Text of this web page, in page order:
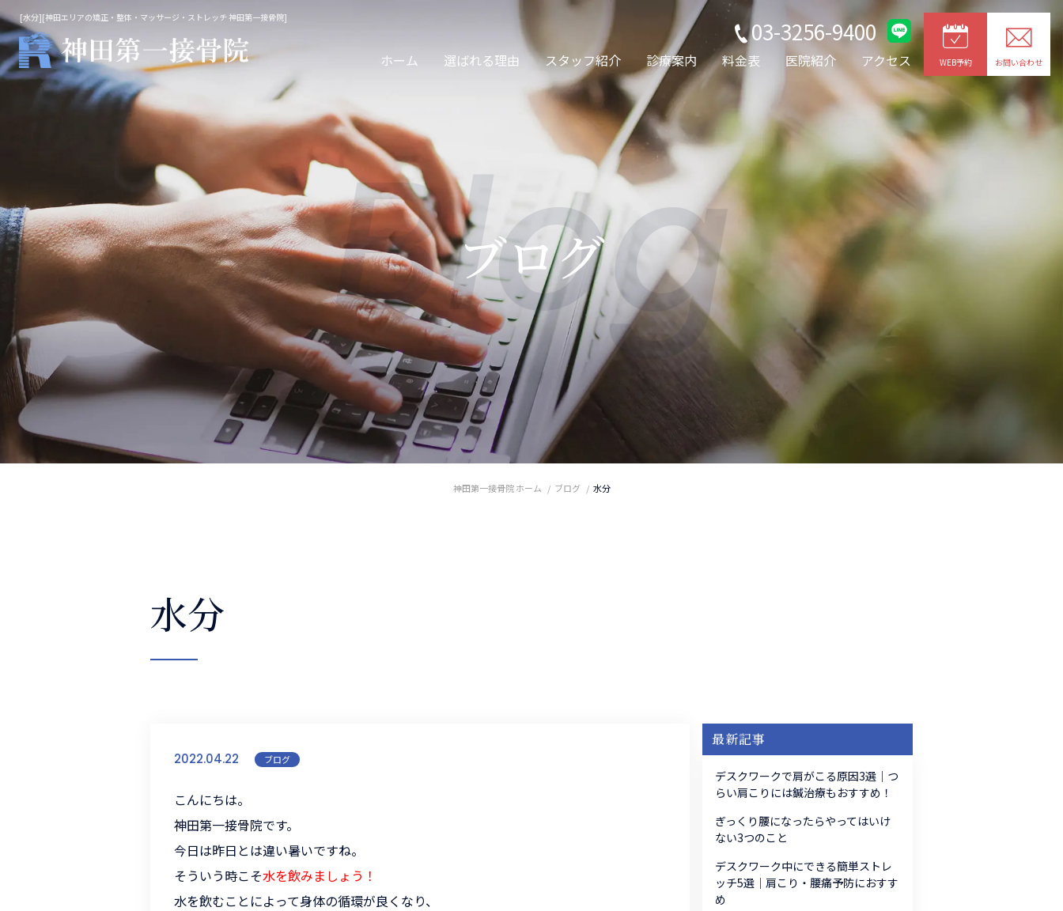
[水分][神田エリアの矯正・整体・マッサージ・ストレッチ 神田第一接骨院] 03-3256-9400
ホーム 選ばれる理由 スタッフ紹介 診療案内
整体・鍼灸 マッサージ・保険診療 交通事故 JOYトレ・キャビプロ
院長施術 不眠治療・頭痛治療 カッピング・ストレッチ
整体コラム
料金表 医院紹介 アクセス WEB予約 お問い合わせ
Blog
ブログ
神田第一接骨院 ホーム ブログ 水分
水分
2022.04.22 ブログ
こんにちは。
神田第一接骨院です。
今日は昨日とは違い暑いですね。
そういう時こそ水を飲みましょう！
水を飲むことによって身体の循環が良くなり、
最新記事
デスクワークで肩がこる原因3選｜つ
らい肩こりには鍼治療もおすすめ！
ぎっくり腰になったらやってはいけ
ない3つのこと
デスクワーク中にできる簡単ストレ
ッチ5選｜肩こり・腰痛予防におすす
め